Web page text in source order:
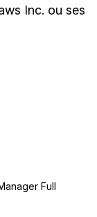
Inc. ou ses
Full